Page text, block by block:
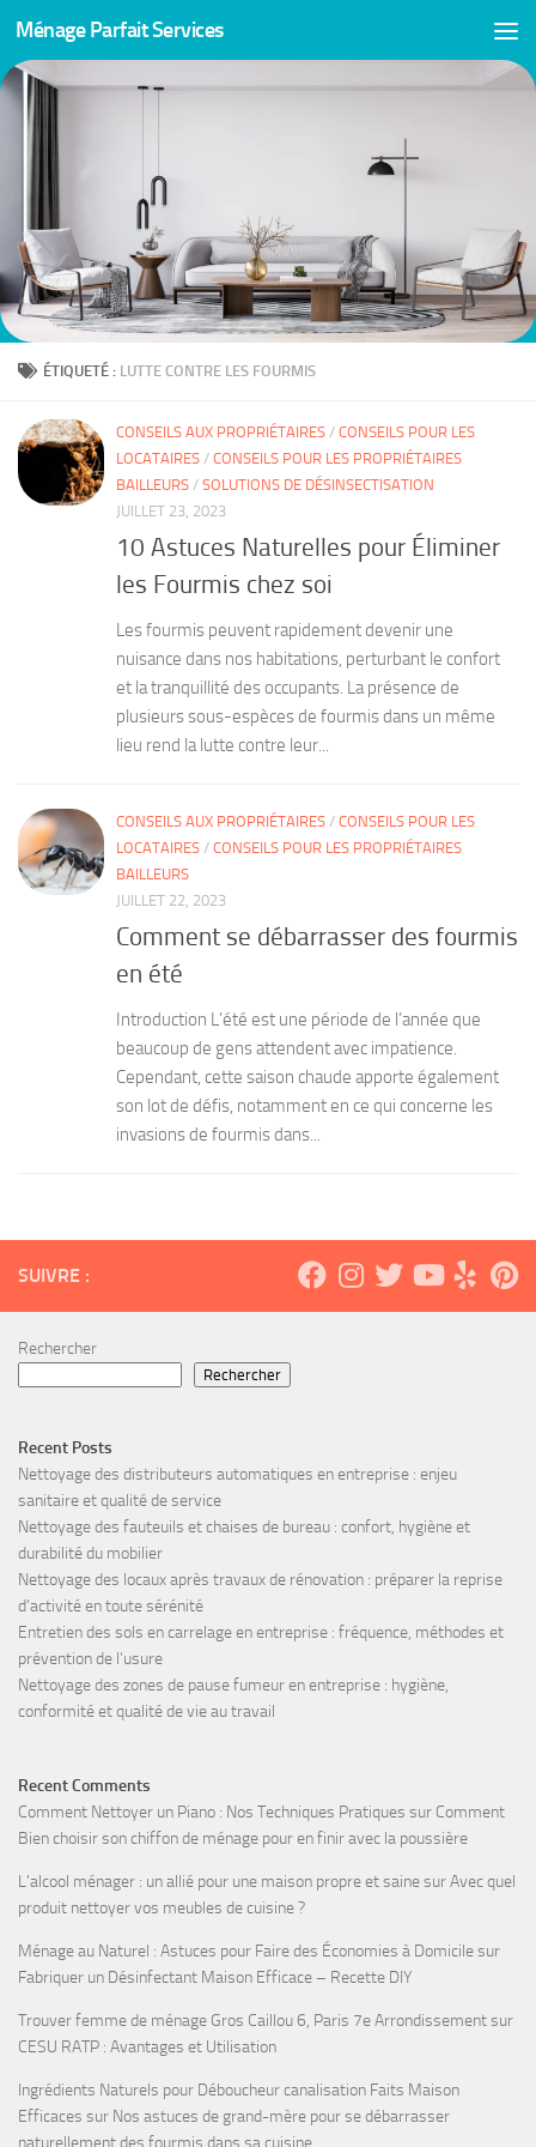
Skip to content
Ménage Parfait Services
ÉTIQUETÉ : LUTTE CONTRE LES FOURMIS
CONSEILS AUX PROPRIÉTAIRES / CONSEILS POUR LES
LOCATAIRES / CONSEILS POUR LES PROPRIÉTAIRES
BAILLEURS / SOLUTIONS DE DÉSINSECTISATION
JUILLET 23, 2023
10 Astuces Naturelles pour Éliminer
les Fourmis chez soi
Les fourmis peuvent rapidement devenir une
nuisance dans nos habitations, perturbant le confort
et la tranquillité des occupants. La présence de
plusieurs sous-espèces de fourmis dans un même
lieu rend la lutte contre leur...
CONSEILS AUX PROPRIÉTAIRES / CONSEILS POUR LES
LOCATAIRES / CONSEILS POUR LES PROPRIÉTAIRES
BAILLEURS
JUILLET 22, 2023
Comment se débarrasser des fourmis
en été
Introduction L’été est une période de l’année que
beaucoup de gens attendent avec impatience.
Cependant, cette saison chaude apporte également
son lot de défis, notamment en ce qui concerne les
invasions de fourmis dans...
SUIVRE :
Rechercher
Rechercher
Recent Posts
Nettoyage des distributeurs automatiques en entreprise : enjeu
sanitaire et qualité de service
Nettoyage des fauteuils et chaises de bureau : confort, hygiène et
durabilité du mobilier
Nettoyage des locaux après travaux de rénovation : préparer la reprise
d’activité en toute sérénité
Entretien des sols en carrelage en entreprise : fréquence, méthodes et
prévention de l’usure
Nettoyage des zones de pause fumeur en entreprise : hygiène,
conformité et qualité de vie au travail
Recent Comments
Comment Nettoyer un Piano : Nos Techniques Pratiques sur Comment
Bien choisir son chiffon de ménage pour en finir avec la poussière
L'alcool ménager : un allié pour une maison propre et sainesurAvec quel
produit nettoyer vos meubles de cuisine ?
Ménage au Naturel : Astuces pour Faire des Économies à Domicilesur
Fabriquer un Désinfectant Maison Efficace – Recette DIY
Trouver femme de ménage Gros Caillou 6, Paris 7e Arrondissementsur
CESU RATP : Avantages et Utilisation
Ingrédients Naturels pour Déboucheur canalisation Faits Maison
Efficaces sur Nos astuces de grand-mère pour se débarrasser